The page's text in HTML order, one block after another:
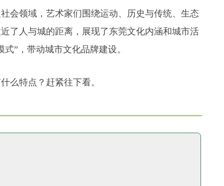
会领域，艺术家们围绕运动、历史与传统、生态
了人与城的距离， 展现了东莞文化内涵和城市活
”，带动城市文化品牌建设。
么特点？赶紧往下看。